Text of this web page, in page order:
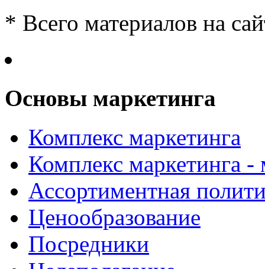
* Всего материалов на
Основы маркетинга
Комплекс маркетинга
Комплекс маркетинга
Ассортиментная
Ценообразование
Посредники